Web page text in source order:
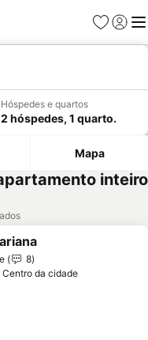
Favoritos
Iniciar
Hóspedes e quartos
2 hóspedes, 1 quarto.
Mapa
inteiro
aos favoritos
8
Centro da cidade